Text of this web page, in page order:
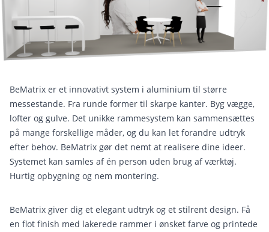
BeMatrix er et innovativt system i aluminium til større
messestande. Fra runde former til skarpe kanter. Byg vægge,
lofter og gulve. Det unikke rammesystem kan sammensættes
på mange forskellige måder, og du kan let forandre udtryk
efter behov. BeMatrix gør det nemt at realisere dine ideer.
Systemet kan samles af én person uden brug af værktøj.
Hurtig opbygning og nem montering.
BeMatrix giver dig et elegant udtryk og et stilrent design. Få
en flot finish med lakerede rammer i ønsket farve og printede